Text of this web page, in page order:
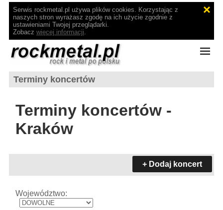
Serwis rockmetal.pl używa plików cookies. Korzystając z
naszych stron wyrażasz zgodę na ich użycie zgodnie z
ustawieniami Twojej przeglądarki.
Zobacz więcej informacji.
Terminy koncertów
Terminy koncertów -
Kraków
+ Dodaj koncert
Województwo: